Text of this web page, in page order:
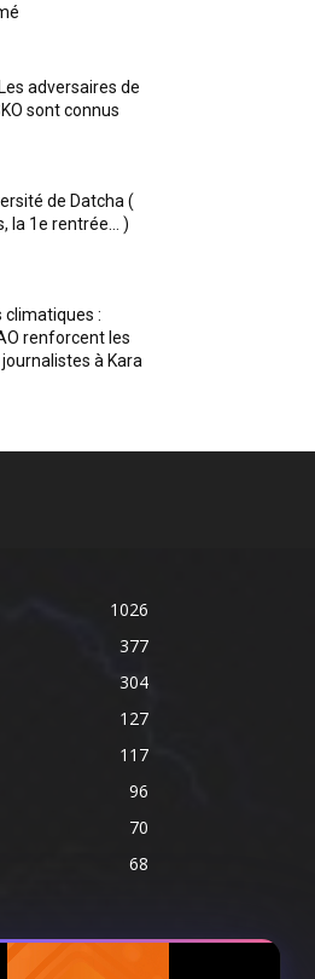
adversaires de
sont connus
de Datcha (
la 1e rentrée… )
climatiques :
renforcent les
à Kara
1026
377
304
127
117
96
70
68